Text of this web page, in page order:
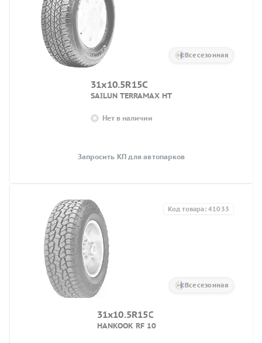
Всесезонная
31x10.5R15C
SAILUN TERRAMAX HT
Нет в наличии
Запросить КП для автопарков
Всесезонная
Код товара: 41033
31x10.5R15C
HANKOOK RF 10